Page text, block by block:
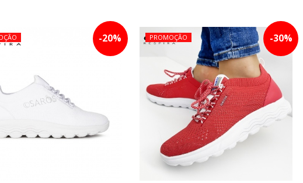
-20% -30%
PROMOÇÃO